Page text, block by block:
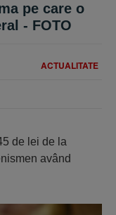
pe care o
- FOTO
ACTUALITATE
de lei de la
având